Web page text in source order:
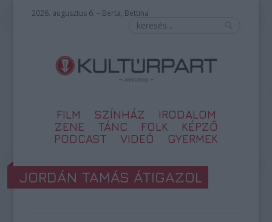
2026. augusztus 6. – Berta, Bettina
FILM SZÍNHÁZ
IRODALOM
ZENE
TÁNC FOLK
KÉPZŐ
PODCAST
VIDEÓ GYERMEK
JORDÁN TAMÁS ÁTIGAZOL